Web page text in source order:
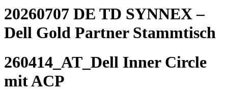
20260707 DE TD SYNNEX –
Dell Gold Partner Stammtisch
260414_AT_Dell Inner Circle
mit ACP